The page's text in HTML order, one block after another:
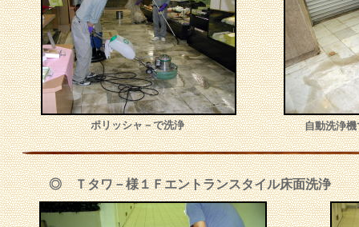
◎ Ｔタワ－様１Ｆエントランスタイル床面洗浄
ポリッシャ－で洗浄 自動洗浄